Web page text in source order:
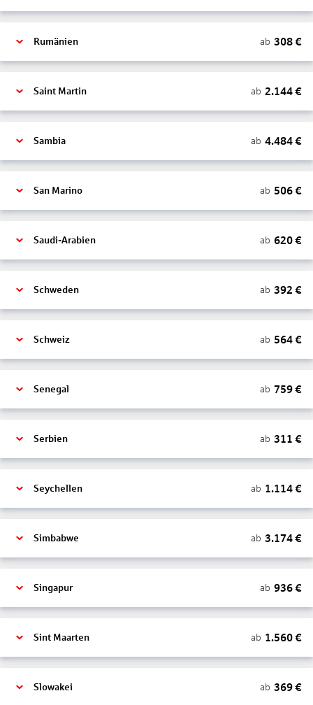
Rumänien ab 308€
Saint Martin ab 2.144€
Sambia ab 4.484€
San Marino ab 506€
Saudi-Arabien ab 620€
Schweden ab 392 €
Schweiz ab 564€
Senegal ab 759€
Serbien ab 311 €
Seychellen ab 1.114€
Simbabwe ab 3.174€
Singapur ab 936€
Sint Maarten ab 1.560€
Slowakei ab 369€